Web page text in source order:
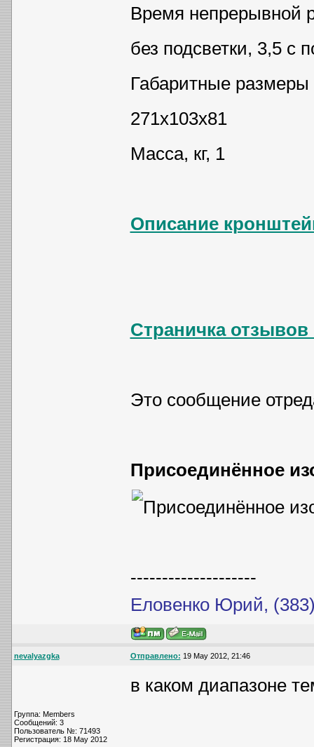
Время непрерывной
без подсветки, 3,5 с
Габаритные
271х103х81
Масса, кг, 1
Описание
Страничка
Это сообщение
Присоединённое
--------------------
Еловенко Юрий,
nevalyazgka Отправлено: 19 May 2012, 21:46
Группа: Members
Сообщений: 3
Пользователь №: 71493
Регистрация: 18 May 2012
в каком диапазоне